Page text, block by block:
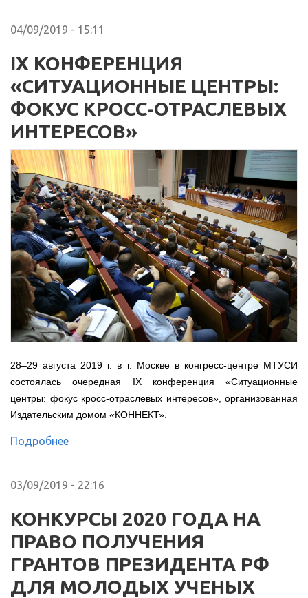
04/09/2019 - 15:11
IX КОНФЕРЕНЦИЯ
«СИТУАЦИОННЫЕ ЦЕНТРЫ:
ФОКУС КРОСС-ОТРАСЛЕВЫХ
ИНТЕРЕСОВ»
28–29 августа 2019 г. в г. Москве в конгресс-центре МТУСИ
состоялась очередная IX конференция «Ситуационные
центры: фокус кросс-отраслевых интересов», организованная
Издательским домом «КОННЕКТ».
Подробнее
03/09/2019 - 22:16
КОНКУРСЫ 2020 ГОДА НА
ПРАВО ПОЛУЧЕНИЯ
ГРАНТОВ ПРЕЗИДЕНТА РФ
ДЛЯ МОЛОДЫХ УЧЕНЫХ